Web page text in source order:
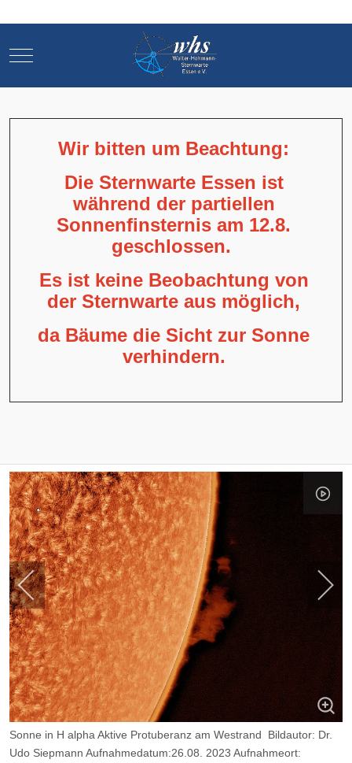
Mobile Menu Toggle
Wir bitten um Beachtung:
Die Sternwarte Essen ist
während der partiellen
Sonnenfinsternis am 12.8.
geschlossen.
Es ist keine Beobachtung von
der Sternwarte aus möglich,
da Bäume die Sicht zur Sonne
verhindern.
Sonne in H alpha Aktive Protuberanz am Westrand Bildautor: Dr.
Udo Siepmann Aufnahmedatum:26.08. 2023 Aufnahmeort: